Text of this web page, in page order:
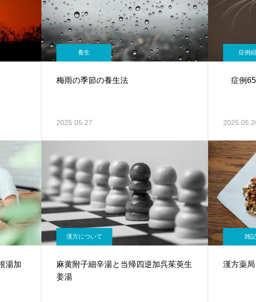
養生
梅雨の季節の養生法
2025.05.27
症例
症例65
湯加
漢方について
麻黄附子細辛湯と当帰四逆加呉茱萸生
姜湯
雑記
漢方薬